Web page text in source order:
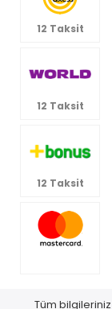
12 Taksit
12 Taksit
12 Taksit
Tüm bilgileriniz